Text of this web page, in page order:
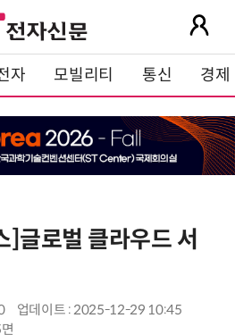
자 모빌리티 통신 경제
글로벌 클라우드 서
업데이트 : 2025-12-29 10:45